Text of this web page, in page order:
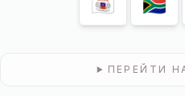
🇾🇹
🇿🇦
ПЕРЕЙТИ